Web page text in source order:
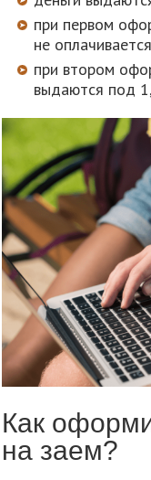
при первом
не
при втором
выдаются под
Как
на заем?